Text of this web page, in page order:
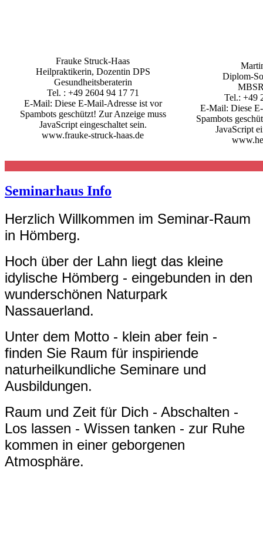
Frauke Struck-Haas
Heilpraktikerin, Dozentin DPS
Gesundheitsberaterin
Tel. : +49 2604 94 17 71
E-Mail: Diese E-Mail-Adresse ist vor
Spambots geschützt! Zur Anzeige muss
JavaScript eingeschaltet sein.
www.frauke-struck-haas.de
Diplom-
Tel.: +49
E-Mail: Diese
Spambots
JavaScript
Seminarhaus Info
Herzlich Willkommen im Seminar-Raum
in Hömberg.
Hoch über der Lahn liegt das kleine
idylische Hömberg - eingebunden in den
wunderschönen Naturpark
Nassauerland.
Unter dem Motto - klein aber fein -
finden Sie Raum für inspiriende
naturheilkundliche Seminare und
Ausbildungen.
Raum und Zeit für Dich - Abschalten -
Los lassen - Wissen tanken - zur Ruhe
kommen in einer geborgenen
Atmosphäre.